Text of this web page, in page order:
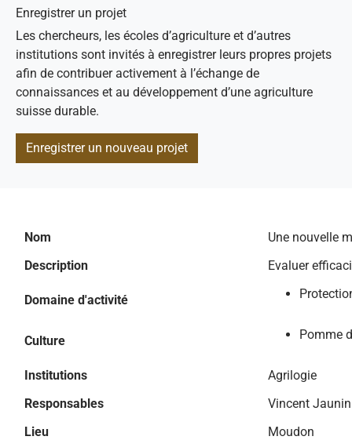
Enregistrer un projet
Les chercheurs, les écoles d’agriculture et d’autres
institutions sont invités à enregistrer leurs propres projets
afin de contribuer activement à l’échange de
connaissances et au développement d’une agriculture
suisse durable.
Enregistrer un nouveau projet
Nom
Une nouvelle
Description
Evaluer
Domaine d'activité
Culture Pomme
Institutions
Agrilogie
Responsables
Vincent Jaunin
Lieu
Moudon